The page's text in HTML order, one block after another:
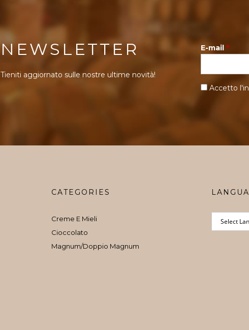
NEWSLETTER
Tieniti aggiornato sulle nostre ultime novità!
E-mail *
Accetto
CATEGORIES
Creme E Mieli
Cioccolato
Magnum/Doppio Magnum